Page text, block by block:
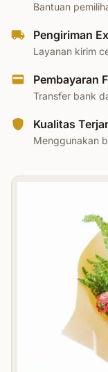
Bantuan
Pengiriman
Layanan kirim
Pembayaran
Transfer bank
Kualitas
Menggunakan